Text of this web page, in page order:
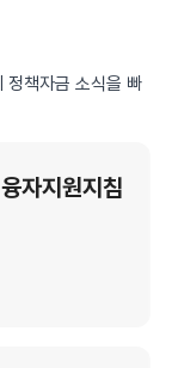
정책자금 소식을 빠
자지원지침